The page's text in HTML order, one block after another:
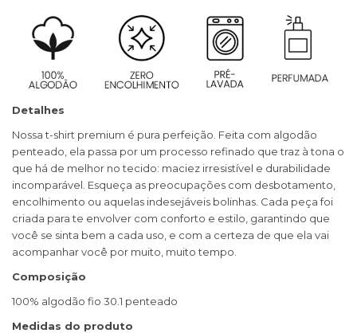
Detalhes
Nossa t-shirt premium é pura perfeição. Feita com algodão
penteado, ela passa por um processo refinado que traz à tona o
que há de melhor no tecido: maciez irresistível e durabilidade
incomparável. Esqueça as preocupações com desbotamento,
encolhimento ou aquelas indesejáveis bolinhas. Cada peça foi
criada para te envolver com conforto e estilo, garantindo que
você se sinta bem a cada uso, e com a certeza de que ela vai
acompanhar você por muito, muito tempo.
Composição
100% algodão fio 30.1 penteado
Medidas do produto